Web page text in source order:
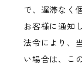
で、遅滞なく
お客様に通知
法令により、
い場合は、こ